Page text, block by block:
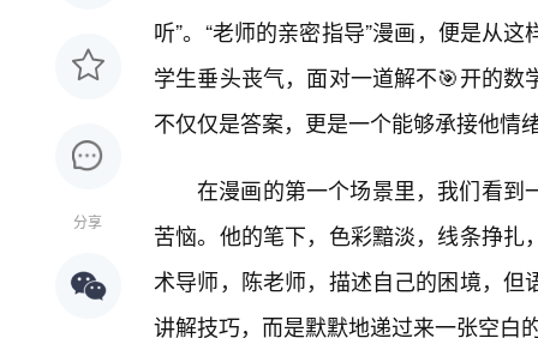
分享
听”。“老师的亲密指导”漫画，便是从
学生垂头丧气，面对一道解不🎯开的
不仅仅是答案，更是一个能够承接他情
在漫画的第一个场景里，我们看到
苦恼。他的笔下，色彩黯淡，线条挣
术导师，陈老师，描述自己的困境，
讲解技巧，而是默默地递过来一张空白